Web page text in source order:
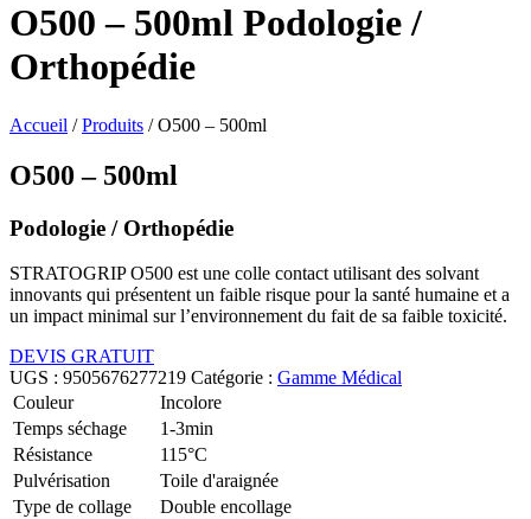
O500 – 500ml Podologie /
Orthopédie
Accueil /Produits /O500 – 500ml
O500 – 500ml
Podologie / Orthopédie
STRATOGRIP O500 est une colle contact utilisant des solvant
innovants qui présentent un faible risque pour la santé humaine et a
un impact minimal sur l’environnement du fait de sa faible toxicité.
DEVIS GRATUIT
UGS : 9505676277219 Catégorie : Gamme Médical
Couleur
Incolore
Temps séchage
1-3min
Résistance
115°C
Pulvérisation
Toile d'araignée
Type de collage
Double encollage